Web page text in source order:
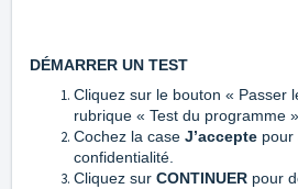
DÉMARRER UN TEST
Cliquez sur le bouton « Passer
rubrique « Test du programme
Cochez la case J’accepte pour
confidentialité.
Cliquez sur CONTINUER pour